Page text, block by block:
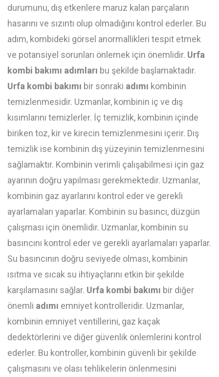
durumunu, dış etkenlere maruz kalan parçaların
hasarını ve sızıntı olup olmadığını kontrol ederler. Bu
adım, kombideki görsel anormallikleri tespit etmek
ve potansiyel sorunları önlemek için önemlidir. Urfa
kombi bakımı adımları bu şekilde başlamaktadır.
Urfa kombi bakımı bir sonraki adımı kombinin
temizlenmesidir. Uzmanlar, kombinin iç ve dış
kısımlarını temizlerler. İç temizlik, kombinin içinde
biriken toz, kir ve kirecin temizlenmesini içerir. Dış
temizlik ise kombinin dış yüzeyinin temizlenmesini
sağlamaktır. Kombinin verimli çalışabilmesi için gaz
ayarının doğru yapılması gerekmektedir. Uzmanlar,
kombinin gaz ayarlarını kontrol eder ve gerekli
ayarlamaları yaparlar. Kombinin su basıncı, düzgün
çalışması için önemlidir. Uzmanlar, kombinin su
basıncını kontrol eder ve gerekli ayarlamaları yaparlar.
Su basıncının doğru seviyede olması, kombinin
ısıtma ve sıcak su ihtiyaçlarını etkin bir şekilde
karşılamasını sağlar. Urfa kombi bakımı bir diğer
önemli adımı emniyet kontrolleridir. Uzmanlar,
kombinin emniyet ventillerini, gaz kaçak
dedektörlerini ve diğer güvenlik önlemlerini kontrol
ederler. Bu kontroller, kombinin güvenli bir şekilde
çalışmasını ve olası tehlikelerin önlenmesini